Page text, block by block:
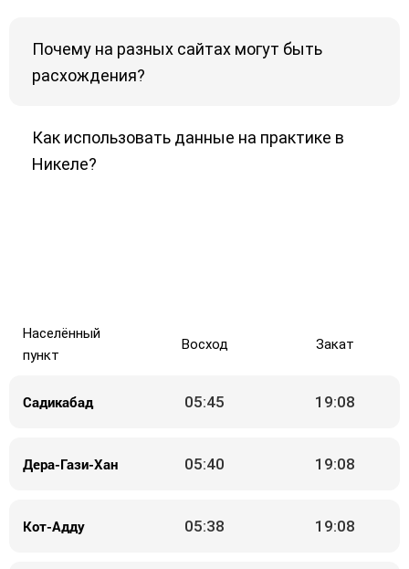
Почему на разных сайтах могут быть
расхождения?
Как использовать данные на практике в
Никеле?
Населённый
пункт
Восход Закат
Садикабад 05:45 19:08
Дера-Гази-Хан 05:40 19:08
Кот-Адду 05:38 19:08